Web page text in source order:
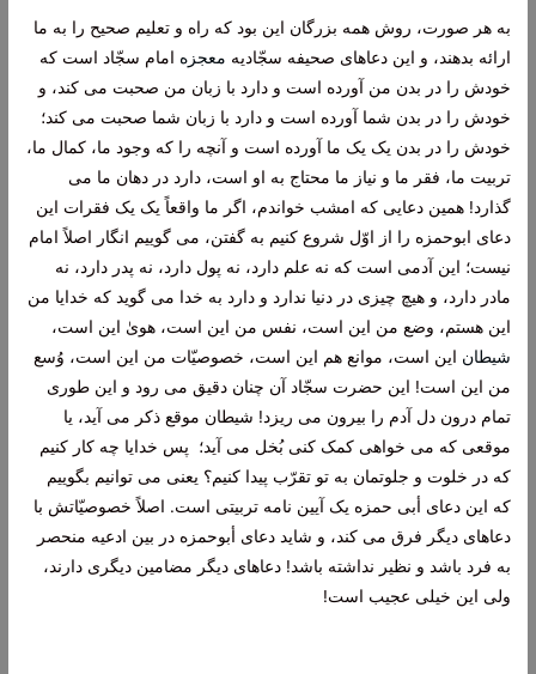
به هر صورت، روش همه بزرگان این بود که راه و تعلیم صحیح را به ما
ارائه بدهند، و این دعاهای صحیفه سجّادیه معجزه امام سجّاد است که
خودش را در بدن من آورده است و دارد با زبان من صحبت می کند، و
خودش را در بدن شما آورده است و دارد با زبان شما صحبت می کند؛
خودش را در بدن یک یک ما آورده است و آنچه را که وجود ما، کمال ما،
تربیت ما، فقر ما و نیاز ما محتاج به او است، دارد در دهان ما می
گذارد! همین دعایی که امشب خواندم، اگر ما واقعاً یک یک فقرات این
دعای ابوحمزه را از اوّل شروع کنیم به گفتن، می گوییم انگار اصلاً امام
نیست؛ این آدمی است که نه علم دارد، نه پول دارد، نه پدر دارد، نه
مادر دارد، و هیچ چیزی در دنیا ندارد و دارد به خدا می گوید که خدایا من
این هستم، وضع من این است، نفس من این است، هویٰ این است،
شیطان این است، موانع هم این است، خصوصیّات من این است، وُسع
من این است! این حضرت سجّاد آن چنان دقیق می رود و این طوری
تمام درون دل آدم را بیرون می ریزد! شیطان موقع ذکر می آید، یا
موقعی که می خواهی کمک کنی بُخل می آید؛ پس خدایا چه کار کنیم
که در خلوت و جلوتمان به تو تقرّب پیدا کنیم؟ یعنی می توانیم بگوییم
که این دعای أبی حمزه یک آیین نامه تربیتی است. اصلاً خصوصیّاتش با
دعاهای دیگر فرق می کند، و شاید دعای أبوحمزه در بین ادعیه منحصر
به فرد باشد و نظیر نداشته باشد! دعاهای دیگر مضامین دیگری دارند،
ولی این خیلی عجیب است!